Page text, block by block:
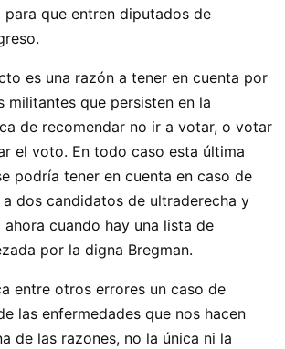
que entren diputados de
es una razón a tener en cuenta por
militantes que persisten en la
de recomendar no ir a votar, o votar
el voto. En todo caso esta última
podría tener en cuenta en caso de
dos candidatos de ultraderecha y
cuando hay una lista de
por la digna Bregman.
entre otros errores un caso de
las enfermedades que nos hacen
de las razones, no la única ni la